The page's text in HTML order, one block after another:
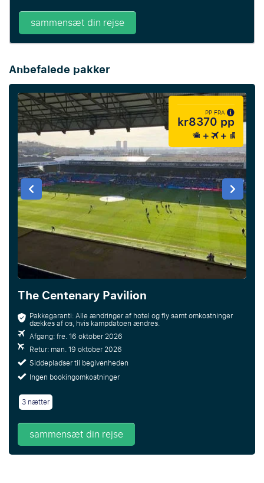
sammensæt din rejse
Anbefalede pakker
PP FRA
kr8370 pp
The Centenary Pavilion
Pakkegaranti: Alle ændringer af hotel og fly samt omkostninger
dækkes af os, hvis kampdatoen ændres.
Afgang: fre. 16 oktober 2026
Retur: man. 19 oktober 2026
Siddepladser til begivenheden
Ingen bookingomkostninger
3 nætter
sammensæt din rejse